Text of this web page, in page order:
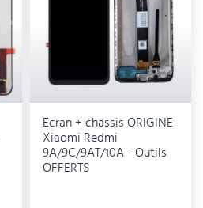
Ecran + chassis ORIGINE
Xiaomi Redmi
9A/9C/9AT/10A - Outils
OFFERTS